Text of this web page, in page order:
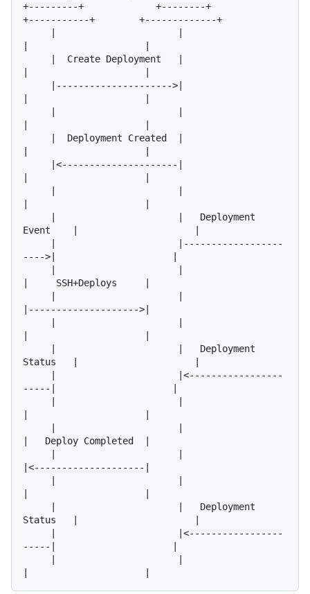
+---------+             +--------+
+-----------+        +-------------+
Event    |                     |
---->|                     |
|     SSH+Deploys     |
|-------------------->|
Status   |                     |
-----|                     |
|   Deploy Completed  |
|<--------------------|
Status   |                     |
-----|                     |